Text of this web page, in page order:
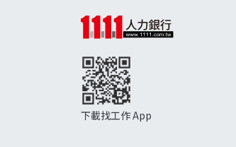
下載找工作 App